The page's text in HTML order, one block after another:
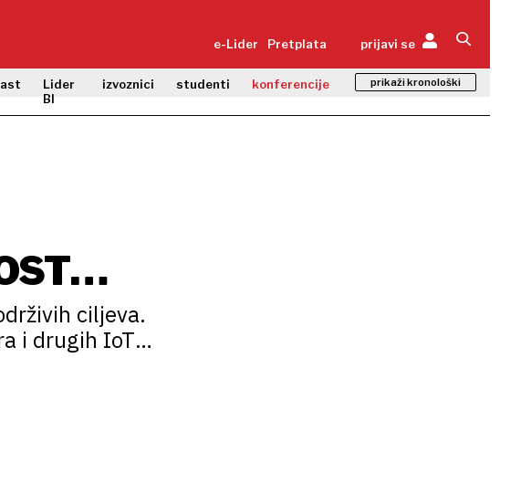
e-Lider Pretplata prijavi se
Lider
BI
izvoznici studenti konferencije prikaži kronološki
ciljeva.
i drugih IoT